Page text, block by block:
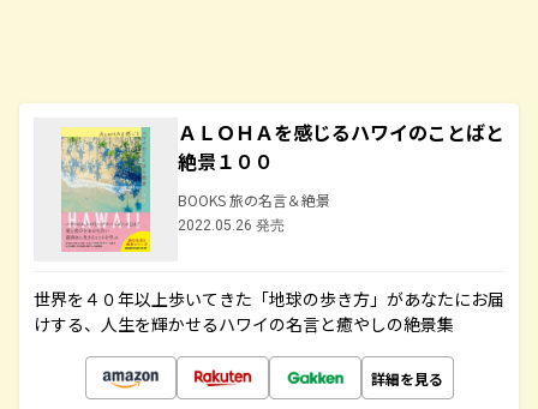
ＡＬＯＨＡを感じるハワイのことばと
絶景１００
BOOKS 旅の名言＆絶景
2022.05.26 発売
世界を４０年以上歩いてきた「地球の歩き方」があなたにお届
けする、人生を輝かせるハワイの名言と癒やしの絶景集
詳細を見る